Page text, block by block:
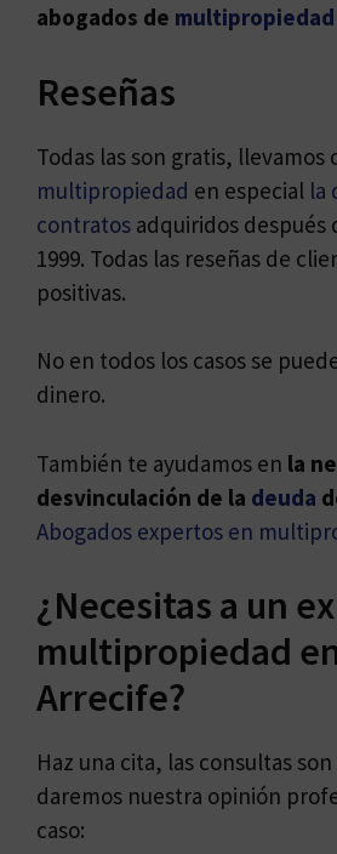
abogados de multipropiedad
Reseñas
Todas las son gratis, llevamos
multipropiedad en especial la
contratos adquiridos después
1999. Todas las reseñas de
positivas.
No en todos los casos se
dinero.
También te ayudamos en la
desvinculación de la deuda
Abogados expertos en
¿Necesitas a un
multipropiedad
Arrecife?
Haz una cita, las consultas
daremos nuestra opinión
caso: